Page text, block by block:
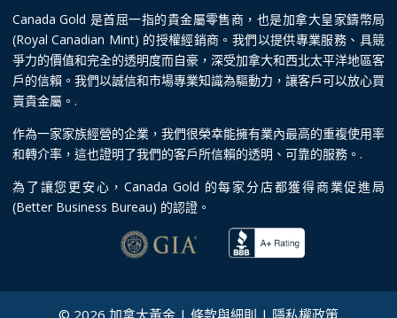
Canada Gold 是首屈一指的貴金屬零售商，也是加拿大皇家鑄幣局
(Royal Canadian Mint) 的授權經銷商。我們以提供專業服務、具競
爭力的價值和完全的透明度而自豪，深受加拿大和西北太平洋地區客
戶的信賴。我們以誠信和市場專業知識為驅動力，讓客戶可以放心買
賣貴金屬。.
作為一家家族經營的企業，我們很榮幸能擁有業內最高的重複使用率
和轉介率，這也證明了我們的客戶所信賴的透明、可靠的服務。.
為了讓您更安心，Canada Gold 的每家分店都獲得商業促進局
(Better Business Bureau) 的認證。
© 2026 加拿大黃金 | 條款與細則 | 隱私權政策